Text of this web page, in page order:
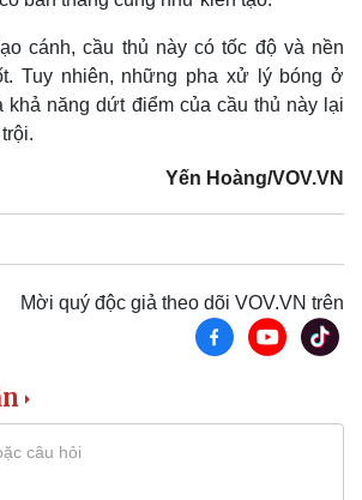
cánh, cầu thủ này có tốc độ và nền
Tuy nhiên, những pha xử lý bóng ở
khả năng dứt điểm của cầu thủ này lại
Yến Hoàng/VOV.VN
Mời quý độc giả theo dõi VOV.VN trên